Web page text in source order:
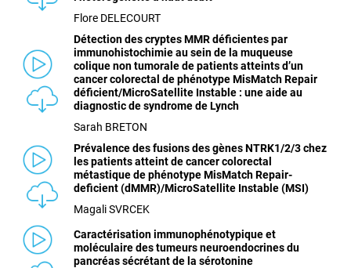
Flore DELECOURT
Détection des cryptes MMR déficientes par
immunohistochimie au sein de la muqueuse
colique non tumorale de patients atteints d’un
cancer colorectal de phénotype MisMatch Repair
déficient/MicroSatellite Instable : une aide au
diagnostic de syndrome de Lynch
Sarah BRETON
Prévalence des fusions des gènes NTRK1/2/3 chez
les patients atteint de cancer colorectal
métastique de phénotype MisMatch Repair-
deficient (dMMR)/MicroSatellite Instable (MSI)
Magali SVRCEK
Caractérisation immunophénotypique et
moléculaire des tumeurs neuroendocrines du
pancréas sécrétant de la sérotonine